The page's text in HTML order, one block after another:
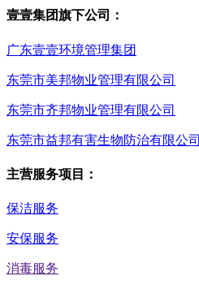
壹壹集团旗下公司：
广东壹壹环境管理集团
东莞市美邦物业管理有限公司
东莞市齐邦物业管理有限公司
东莞市益邦有害生物防治有限公司
主营服务项目：
保洁服务
安保服务
消毒服务